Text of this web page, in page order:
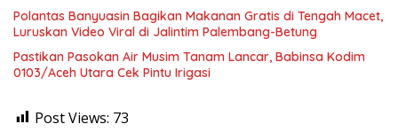
Polantas Banyuasin Bagikan Makanan Gratis di Tengah Macet,
Luruskan Video Viral di Jalintim Palembang-Betung
Pastikan Pasokan Air Musim Tanam Lancar, Babinsa Kodim
0103/Aceh Utara Cek Pintu Irigasi
Post Views: 73